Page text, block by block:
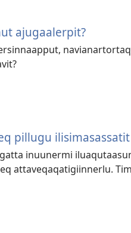
ajugaalerpit?
pillugu ilisimasassatit
inuunermi
attaveqaqatigiinnerlu.